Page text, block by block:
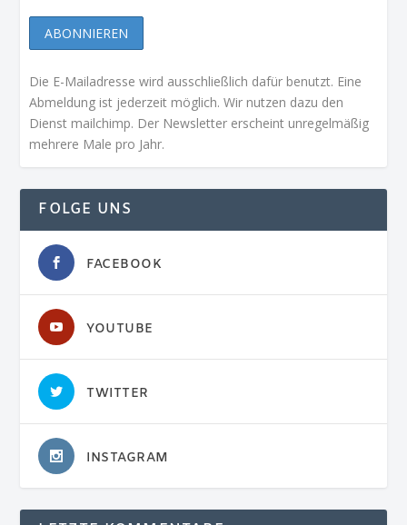
Die E-Mailadresse wird ausschließlich dafür benutzt. Eine
Abmeldung ist jederzeit möglich. Wir nutzen dazu den
Dienst mailchimp. Der Newsletter erscheint unregelmäßig
mehrere Male pro Jahr.
FOLGE UNS
FACEBOOK
YOUTUBE
TWITTER
INSTAGRAM